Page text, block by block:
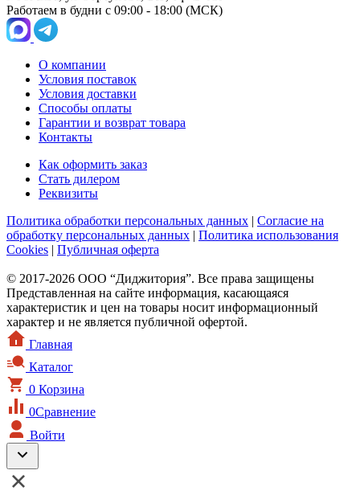
Работаем в будни с 09:00 - 18:00 (МСК)
О компании
Условия поставок
Условия доставки
Способы оплаты
Гарантии и возврат товара
Контакты
Как оформить заказ
Стать дилером
Реквизиты
Политика обработки персональных данных | Согласие на
обработку персональных данных | Политика использования
Cookies | Публичная оферта
© 2017-2026 ООО “Диджитория”. Все права защищены
Представленная на сайте информация, касающаяся
характеристик и цен на товары носит информационный
характер и не является публичной офертой.
Главная
Каталог
0 Корзина
0Сравнение
Войти